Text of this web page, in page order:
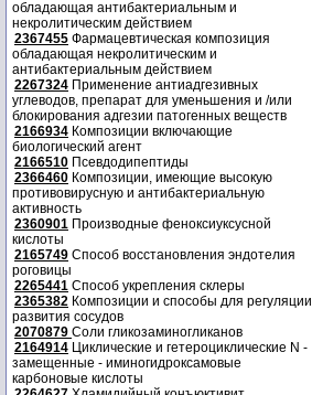
обладающая антибактериальным и
некролитическим действием
2367455 Фармацевтическая композиция
обладающая некролитическим и
антибактериальным действием
2267324 Применение антиадгезивных
углеводов, препарат для уменьшения и /или
блокирования адгезии патогенных веществ
2166934 Композиции включающие
биологический агент
2166510 Псевдодипептиды
2366460 Композиции, имеющие высокую
противовирусную и антибактериальную
активность
2360901 Производные феноксиуксусной
кислоты
2165749 Способ восстановления эндотелия
роговицы
2265441 Способ укрепления склеры
2365382 Композиции и способы для регуляции
развития сосудов
2070879 Соли гликозаминогликанов
2164914 Циклические и гетероциклические N -
замещенные - иминогидроксамовые
карбоновые кислоты